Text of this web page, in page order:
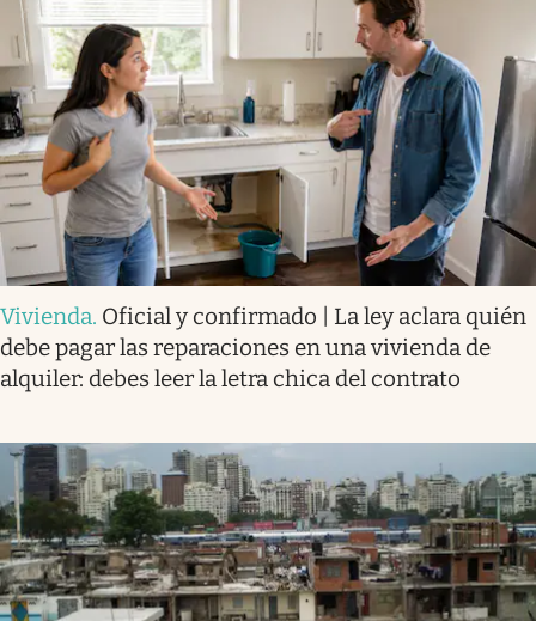
Vivienda. Oficial y confirmado | La ley aclara quién
debe pagar las reparaciones en una vivienda de
alquiler: debes leer la letra chica del contrato